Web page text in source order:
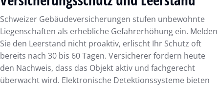
Schweizer Gebäudeversicherungen stufen unbewohnte
Liegenschaften als erhebliche Gefahrerhöhung ein. Melden
Sie den Leerstand nicht proaktiv, erlischt Ihr Schutz oft
bereits nach 30 bis 60 Tagen. Versicherer fordern heute
den Nachweis, dass das Objekt aktiv und fachgerecht
überwacht wird. Elektronische Detektionssysteme bieten